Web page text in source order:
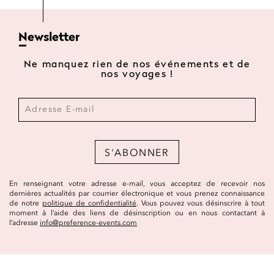
Newsletter
Ne manquez rien de nos événements et de
nos voyages !
S'ABONNER
En renseignant votre adresse e-mail, vous acceptez de recevoir nos
dernières actualités par courrier électronique et vous prenez connaissance
de notre politique de confidentialité. Vous pouvez vous désinscrire à tout
moment à l’aide des liens de désinscription ou en nous contactant à
l’adresse info@preference-events.com